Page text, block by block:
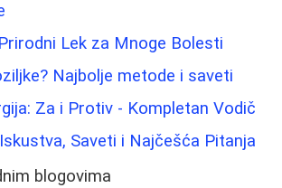
Lek za Mnoge Bolesti
Najbolje metode i saveti
Za i Protiv - Kompletan Vodič
Saveti i Najčešća Pitanja
blogovima